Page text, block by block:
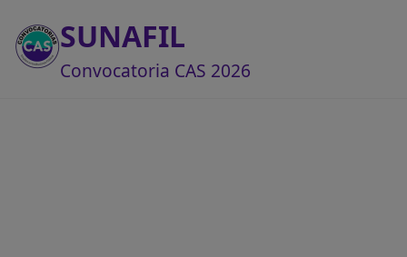
SUNAFIL
Convocatoria CAS 2026